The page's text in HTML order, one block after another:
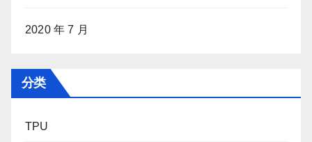
2020 年 7 月
分类
TPU